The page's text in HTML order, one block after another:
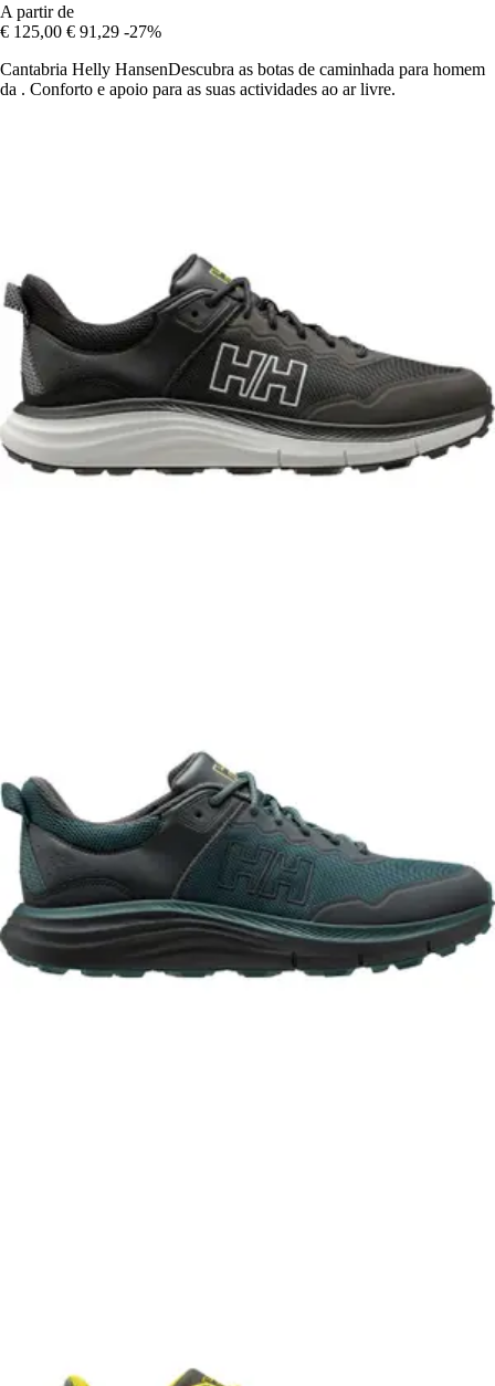
A partir de
€ 125,00 € 91,29 -27%
Cantabria Helly HansenDescubra as botas de caminhada para homem
da . Conforto e apoio para as suas actividades ao ar livre.